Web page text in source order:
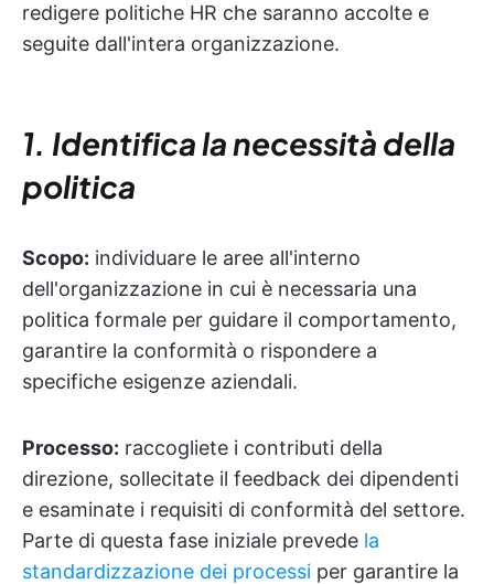
redigere politiche HR che saranno accolte e
seguite dall'intera organizzazione.
1. Identifica la necessità della
politica
Scopo: individuare le aree all'interno
dell'organizzazione in cui è necessaria una
politica formale per guidare il comportamento,
garantire la conformità o rispondere a
specifiche esigenze aziendali.
Processo: raccogliete i contributi della
direzione, sollecitate il feedback dei dipendenti
e esaminate i requisiti di conformità del settore.
Parte di questa fase iniziale prevede la
standardizzazione dei processi per garantire la